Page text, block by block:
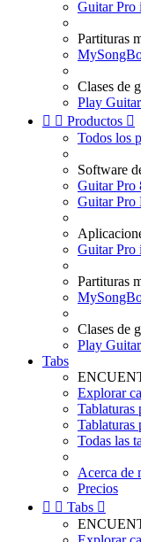
Guitar Pro
Partituras
Clases de
Play
  Productos 
Todos los
Software
Guitar Pro
Guitar Pro
Guitar Pro
Partituras
Clases de
Play
Tabs
Explorar
Tablaturas
Tablaturas
Todas las
Acerca de
Precios
  Tabs 